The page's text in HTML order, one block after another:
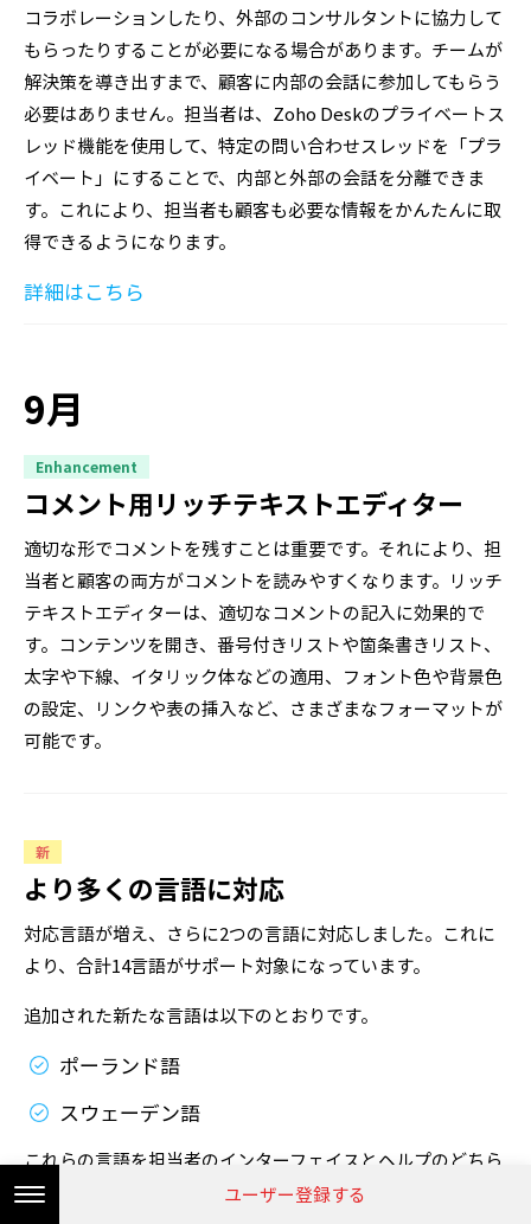
コラボレーションしたり、外部のコンサルタントに協力して
もらったりすることが必要になる場合があります。チームが
解決策を導き出すまで、顧客に内部の会話に参加してもらう
必要はありません。担当者は、Zoho Deskのプライベートス
レッド機能を使用して、特定の問い合わせスレッドを「プラ
イベート」にすることで、内部と外部の会話を分離できま
す。これにより、担当者も顧客も必要な情報をかんたんに取
得できるようになります。
詳細はこちら
9月
コメント用リッチテキストエディター
Enhancement
適切な形でコメントを残すことは重要です。それにより、担
当者と顧客の両方がコメントを読みやすくなります。リッチ
テキストエディターは、適切なコメントの記入に効果的で
す。コンテンツを開き、番号付きリストや箇条書きリスト、
太字や下線、イタリック体などの適用、フォント色や背景色
の設定、リンクや表の挿入など、さまざまなフォーマットが
可能です。
より多くの言語に対応
新
対応言語が増え、さらに2つの言語に対応しました。これに
より、合計14言語がサポート対象になっています。
追加された新たな言語は以下のとおりです。
ポーランド語
スウェーデン語
これらの言語を担当者のインターフェイスとヘルプのどちら
にも設定できます。
ユーザー登録する